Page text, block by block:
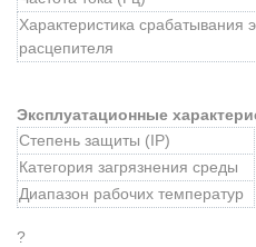
Характеристика срабатывания
расцепителя
Эксплуатационные
Степень защиты (IP)
Категория загрязнения среды
Диапазон рабочих температур
?